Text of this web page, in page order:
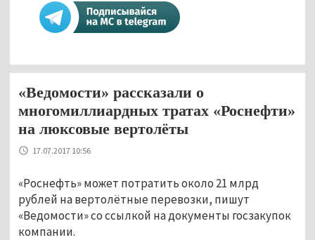
«Ведомости» рассказали о
многомиллиардных тратах «Роснефти»
на люксовые вертолёты
17.07.2017 10:56
«Роснефть» может потратить около 21 млрд
рублей на вертолётные перевозки, пишут
«Ведомости» со ссылкой на документы госзакупок
компании.